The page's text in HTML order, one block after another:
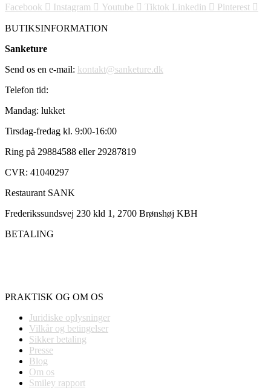
Facebook Instagram Youtube Tiktok Linkedin Pinterest
BUTIKSINFORMATION
Sanketure
Send os en e-mail: kontakt@sanketure.dk
Telefon tid:
Mandag: lukket
Tirsdag-fredag kl. 9:00-16:00
Ring på 29884588 eller 29287819
CVR: 41040297
Restaurant SANK
Frederikssundsvej 230 kld 1, 2700 Brønshøj KBH
BETALING
PRAKTISK OG OM OS
Juridiske oplysninger
Vilkår og betingelser
Sikker betaling
Presse
Blog
Om os
Smiley rapport